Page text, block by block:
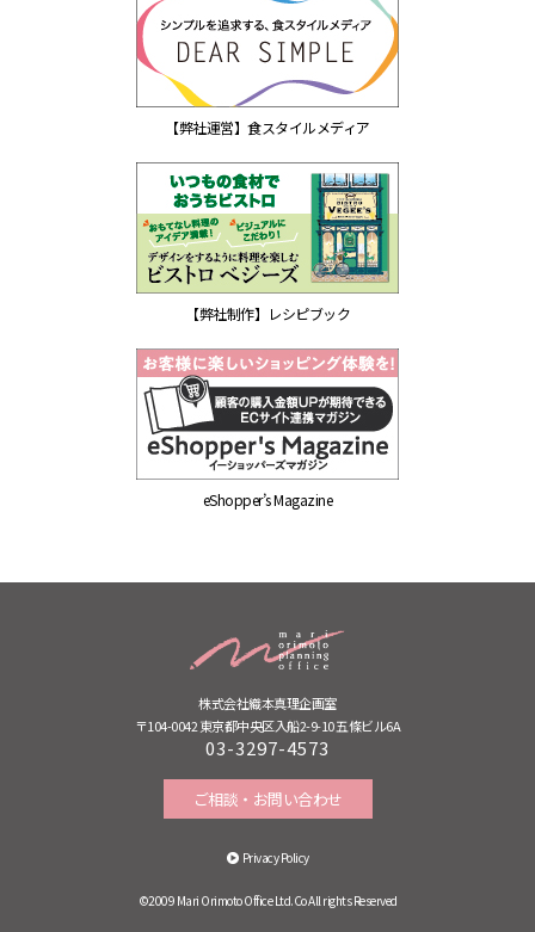
【弊社運営】食スタイルメディア
【弊社制作】レシピブック
eShopper’s Magazine
株式会社織本真理企画室
〒104-0042 東京都中央区入船2-9-10 五條ビル6A
03-3297-4573
ご相談・お問い合わせ
Privacy Policy
©2009 Mari Orimoto Office Ltd.Co All rights Reserved